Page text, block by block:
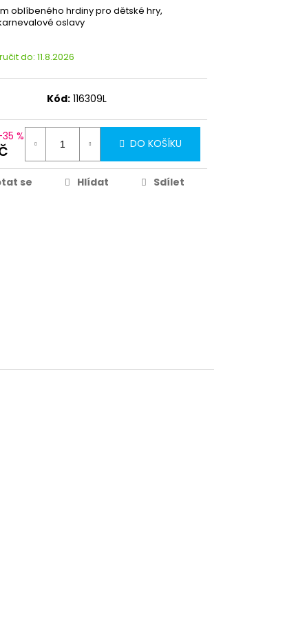
oblíbeného hrdiny pro dětské hry,
oslavy
do: 11.8.2026
Kód: 116309L
%
DO KOŠÍKU
se Hlídat Sdílet